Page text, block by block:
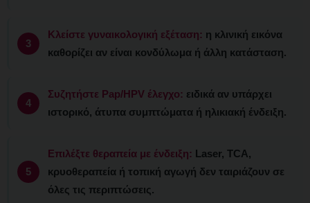
Κλείστε γυναικολογική εξέταση: η κλινική εικόνα
καθορίζει αν είναι κονδύλωμα ή άλλη κατάσταση.
Συζητήστε Pap/HPV έλεγχο: ειδικά αν υπάρχει
ιστορικό, άτυπα συμπτώματα ή ηλικιακή ένδειξη.
Επιλέξτε θεραπεία με ένδειξη: Laser, TCA,
κρυοθεραπεία ή τοπική αγωγή δεν ταιριάζουν σε
όλες τις περιπτώσεις.